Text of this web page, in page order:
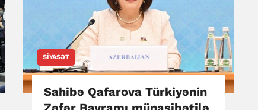
SIYASƏT
Sahibə Qafarova Türkiyənin